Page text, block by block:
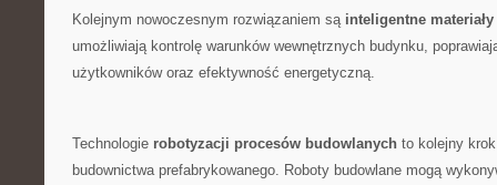
Kolejnym ⁢nowoczesnym rozwiązaniem są inteligentne⁢
umożliwiają kontrolę warunków‍ wewnętrznych ​budynku,
użytkowników oraz​ efektywność energetyczną.
Technologie robotyzacji‌ procesów budowlanych to kolejny
⁤budownictwa‍ prefabrykowanego. Roboty ⁢budowlane‍ mogą